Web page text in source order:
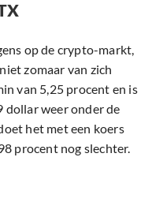
op de crypto-markt,
zomaar van zich
van 5,25 procent en is
dollar weer onder de
het met een koers
procent nog slechter.